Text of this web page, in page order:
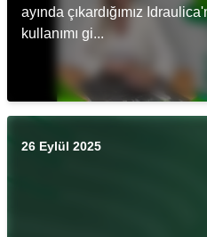
ayında çıkardığımız
kullanımı gi...
26 Eylül 2025